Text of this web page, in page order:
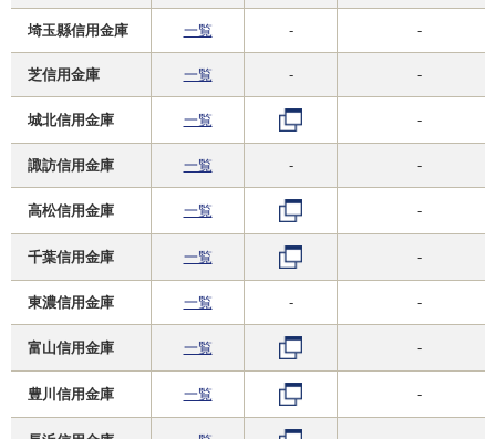
埼玉縣信用金庫 一覧 - -
芝信用金庫 一覧 - -
城北信用金庫 一覧 -
諏訪信用金庫 一覧 - -
高松信用金庫 一覧 -
千葉信用金庫 一覧 -
東濃信用金庫 一覧 - -
富山信用金庫 一覧 -
豊川信用金庫 一覧 -